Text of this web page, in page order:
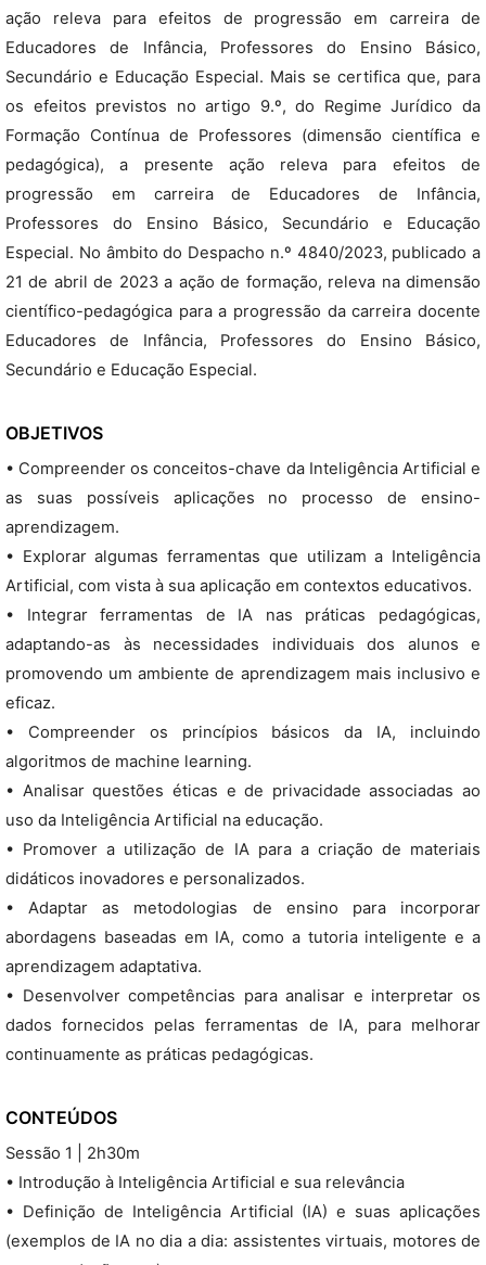
ação releva para efeitos de progressão em carreira de
Educadores de Infância, Professores do Ensino Básico,
Secundário e Educação Especial. Mais se certifica que, para
os efeitos previstos no artigo 9.º, do Regime Jurídico da
Formação Contínua de Professores (dimensão científica e
pedagógica), a presente ação releva para efeitos de
progressão em carreira de Educadores de Infância,
Professores do Ensino Básico, Secundário e Educação
Especial. No âmbito do Despacho n.º 4840/2023, publicado a
21 de abril de 2023 a ação de formação, releva na dimensão
científico-pedagógica para a progressão da carreira docente
Educadores de Infância, Professores do Ensino Básico,
Secundário e Educação Especial.
OBJETIVOS
• Compreender os conceitos-chave da Inteligência Artificial e
as suas possíveis aplicações no processo de ensino-
aprendizagem.
• Explorar algumas ferramentas que utilizam a Inteligência
Artificial, com vista à sua aplicação em contextos educativos.
• Integrar ferramentas de IA nas práticas pedagógicas,
adaptando-as às necessidades individuais dos alunos e
promovendo um ambiente de aprendizagem mais inclusivo e
eficaz.
• Compreender os princípios básicos da IA, incluindo
algoritmos de machine learning.
• Analisar questões éticas e de privacidade associadas ao
uso da Inteligência Artificial na educação.
• Promover a utilização de IA para a criação de materiais
didáticos inovadores e personalizados.
• Adaptar as metodologias de ensino para incorporar
abordagens baseadas em IA, como a tutoria inteligente e a
aprendizagem adaptativa.
• Desenvolver competências para analisar e interpretar os
dados fornecidos pelas ferramentas de IA, para melhorar
continuamente as práticas pedagógicas.
CONTEÚDOS
Sessão 1 | 2h30m
• Introdução à Inteligência Artificial e sua relevância
• Definição de Inteligência Artificial (IA) e suas aplicações
(exemplos de IA no dia a dia: assistentes virtuais, motores de